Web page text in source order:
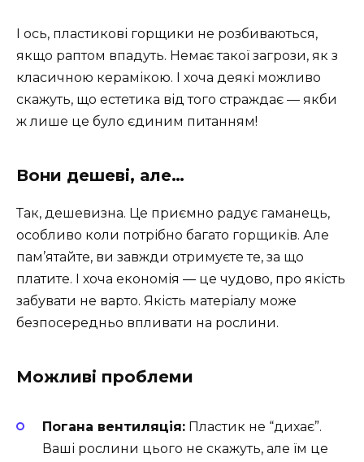
І ось, пластикові горщики не розбиваються,
якщо раптом впадуть. Немає такої загрози, як з
класичною керамікою. І хоча деякі можливо
скажуть, що естетика від того страждає — якби
ж лише це було єдиним питанням!
Вони дешеві, але…
Так, дешевизна. Це приємно радує гаманець,
особливо коли потрібно багато горщиків. Але
пам’ятайте, ви завжди отримуєте те, за що
платите. І хоча економія — це чудово, про якість
забувати не варто. Якість матеріалу може
безпосередньо впливати на рослини.
Можливі проблеми
Погана вентиляція: Пластик не “дихає”.
Ваші рослини цього не скажуть, але їм це